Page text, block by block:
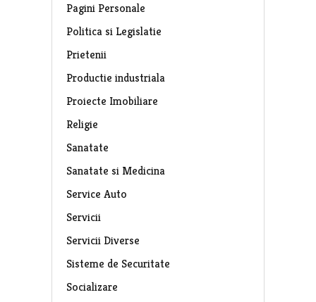
Pagini Personale
Politica si Legislatie
Prietenii
Productie industriala
Proiecte Imobiliare
Religie
Sanatate
Sanatate si Medicina
Service Auto
Servicii
Servicii Diverse
Sisteme de Securitate
Socializare